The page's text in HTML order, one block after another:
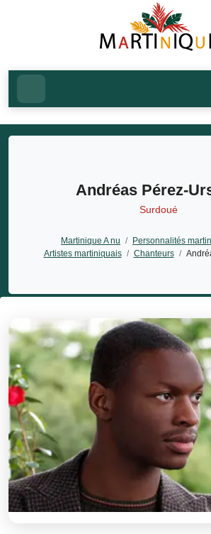
Andréas Pérez-
Surdoué
Martinique A nu / Personnalités
Artistes martiniquais / Chanteurs /